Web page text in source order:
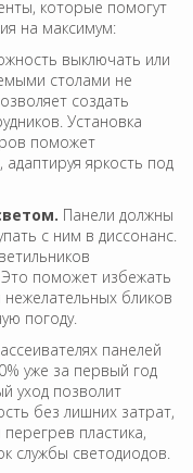
которые помогут
на максимум:
выключать или
столами не
создать
Установка
поможет
яркость под
Панели должны
с ним в диссонанс.
поможет избежать
бликов
погоду.
панелей
уже за первый год
уход позволит
без лишних затрат,
пластика,
службы светодиодов.